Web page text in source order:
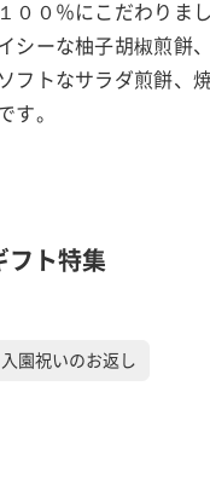
００％にこだわりま
シーな柚子胡椒煎餅
フトなサラダ煎餅、
す。
フト特集
入園祝いのお返し